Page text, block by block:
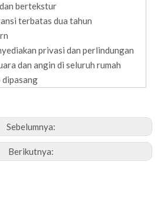
bertekstur
terbatas dua tahun
privasi dan perlindungan
dan angin di seluruh rumah
dipasang
Sebelumnya:
Berikutnya: